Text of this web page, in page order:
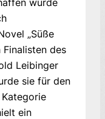
„Süße
Finalisten des
Leibinger
sie für den
ein